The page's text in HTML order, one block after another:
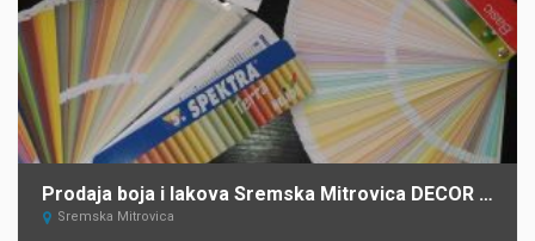
Prodaja boja i lakova Sremska Mitrovica DECOR STORE
Sremska Mitrovica